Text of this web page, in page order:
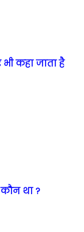
कहा जाता है
था ?